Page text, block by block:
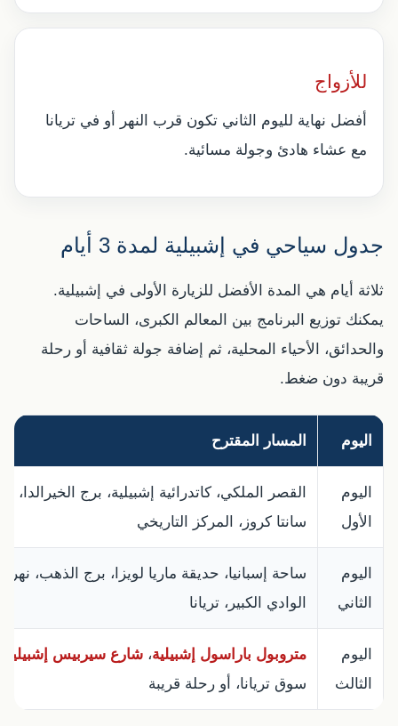
للأزواج
أفضل نهاية لليوم الثاني تكون قرب النهر أو في تريانا
مع عشاء هادئ وجولة مسائية.
جدول سياحي في إشبيلية لمدة 3 أيام
ثلاثة أيام هي المدة الأفضل للزيارة الأولى في إشبيلية.
يمكنك توزيع البرنامج بين المعالم الكبرى، الساحات
والحدائق، الأحياء المحلية، ثم إضافة جولة ثقافية أو رحلة
قريبة دون ضغط.
اليوم المسار المقترح
اليوم
الأول
القصر الملكي، كاتدرائية إشبيلية، برج الخيرالدا،
سانتا كروز، المركز التاريخي
اليوم
الثاني
ساحة إسبانيا، حديقة ماريا لويزا، برج الذهب، نهر
الوادي الكبير، تريانا
اليوم
الثالث
متروبول باراسول إشبيلية، شارع سيربيس إشبيلية
سوق تريانا، أو رحلة قريبة